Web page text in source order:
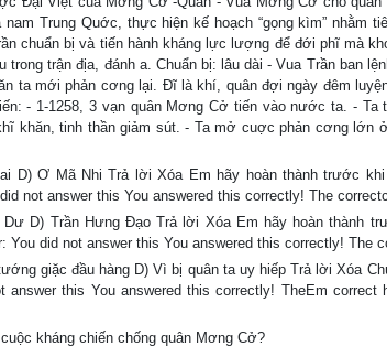
Trung Quớc, thực hiện kế hoạch “gọng kìm” nhằm
chuẩn bị và tiến hành kháng lực lượng để đới phĩ mà
trận địa, đánh a. Chuẩn bị: lâu dài - Vua Trần ban
ta mới phản cơng lại. Đĩ là khí, quân đợi ngày đêm
- 1-1258, 3 vạn quân Mơng Cở tiến vào nước ta. - Ta
khăn, tinh thần giảm sút. - Ta mở cuợc phản cơng lớn
D) Ơ Mã Nhi Trả lời Xóa Em hãy hoàn thành trước khi
not answer this You answered this correctly! The
D) Trần Hưng Đạo Trả lời Xóa Em hãy hoàn thành
did not answer this You answered this correctly! The
giặc đầu hàng D) Vì bị quân ta uy hiếp Trả lời Xóa
this You answered this correctly! TheEm correct
kháng chiến chống quân Mơng Cở?